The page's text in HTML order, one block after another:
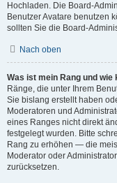
Hochladen. Die Board-
Benutzer Avatare benutzen
sollten Sie die Board-
Nach oben
Was ist mein Rang und wie
Ränge, die unter Ihrem
Sie bislang erstellt haben
Moderatoren und
eines Ranges nicht direkt
festgelegt wurden. Bitte
Rang zu erhöhen — die
Moderator oder
zurücksetzen.